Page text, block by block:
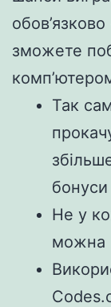
зможете
Так
Не у
можна